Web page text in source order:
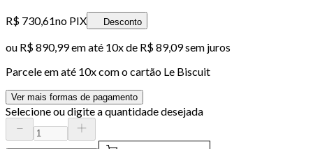
R$ 730,61no PIX Desconto
ou R$ 890,99em até 10x de R$ 89,09 sem juros
Parcele em até 10x com o cartão Le Biscuit
Ver mais formas de pagamento
Selecione ou digite a quantidade desejada